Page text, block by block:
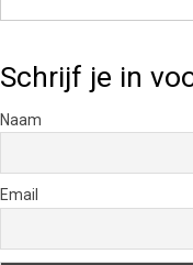
Schrijf je in
Naam
Email